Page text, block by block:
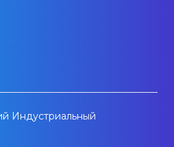
Индустриальный